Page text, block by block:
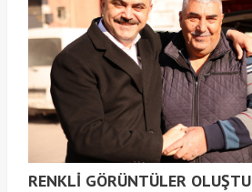
RENKLİ GÖRÜNTÜLER OLUŞTU